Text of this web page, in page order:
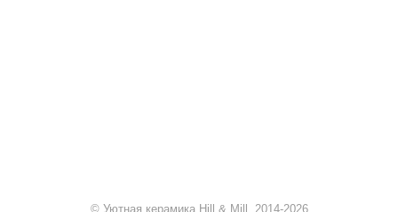
© Уютная керамика Hill & Mill, 2014-2026